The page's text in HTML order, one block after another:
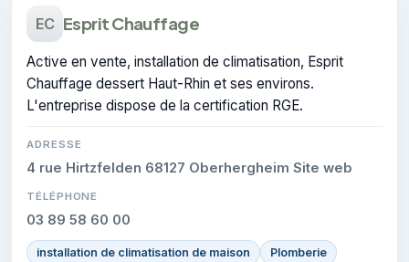
EC Esprit Chauffage
Active en vente, installation de climatisation, Esprit
Chauffage dessert Haut-Rhin et ses environs.
L'entreprise dispose de la certification RGE.
ADRESSE
4 rue Hirtzfelden 68127 Oberhergheim Site web
TÉLÉPHONE
03 89 58 60 00
installation de climatisation de maison
Plomberie